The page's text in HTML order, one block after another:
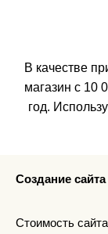
В качестве
магазин с 10
год.
Создание сайта
Стоимость сайта